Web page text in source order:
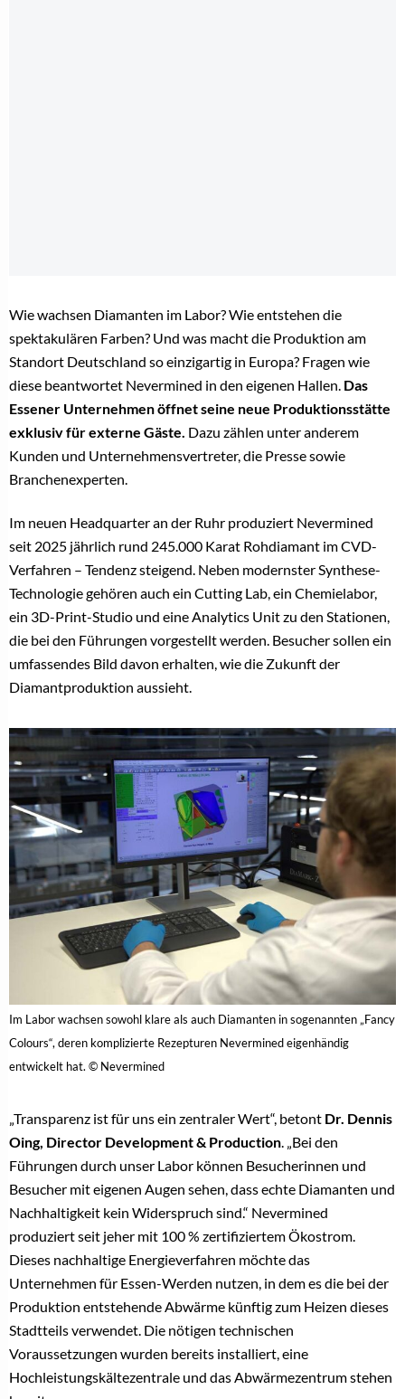
Wie wachsen Diamanten im Labor? Wie entstehen die
spektakulären Farben? Und was macht die Produktion am
Standort Deutschland so einzigartig in Europa? Fragen wie
diese beantwortet Nevermined in den eigenen Hallen. Das
Essener Unternehmen öffnet seine neue Produktionsstätte
exklusiv für externe Gäste. Dazu zählen unter anderem
Kunden und Unternehmensvertreter, die Presse sowie
Branchenexperten.
Im neuen Headquarter an der Ruhr produziert Nevermined
seit 2025 jährlich rund 245.000 Karat Rohdiamant im CVD-
Verfahren – Tendenz steigend. Neben modernster Synthese-
Technologie gehören auch ein Cutting Lab, ein Chemielabor,
ein 3D-Print-Studio und eine Analytics Unit zu den Stationen,
die bei den Führungen vorgestellt werden. Besucher sollen ein
umfassendes Bild davon erhalten, wie die Zukunft der
Diamantproduktion aussieht.
Im Labor wachsen sowohl klare als auch Diamanten in sogenannten „Fancy
Colours“, deren komplizierte Rezepturen Nevermined eigenhändig
entwickelt hat. © Nevermined
„Transparenz ist für uns ein zentraler Wert“, betont Dr. Dennis
Oing, Director Development & Production. „Bei den
Führungen durch unser Labor können Besucherinnen und
Besucher mit eigenen Augen sehen, dass echte Diamanten und
Nachhaltigkeit kein Widerspruch sind.“ Nevermined
produziert seit jeher mit 100 % zertifiziertem Ökostrom.
Dieses nachhaltige Energieverfahren möchte das
Unternehmen für Essen-Werden nutzen, in dem es die bei der
Produktion entstehende Abwärme künftig zum Heizen dieses
Stadtteils verwendet. Die nötigen technischen
Voraussetzungen wurden bereits installiert, eine
Hochleistungskältezentrale und das Abwärmezentrum stehen